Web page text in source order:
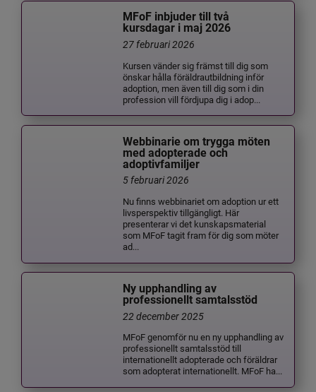
MFoF inbjuder till två
kursdagar i maj 2026
27 februari 2026
Kursen vänder sig främst till dig som
önskar hålla föräldrautbildning inför
adoption, men även till dig som i din
profession vill fördjupa dig i adop...
Webbinarie om trygga möten
med adopterade och
adoptivfamiljer
5 februari 2026
Nu finns webbinariet om adoption ur ett
livsperspektiv tillgängligt. Här
presenterar vi det kunskapsmaterial
som MFoF tagit fram för dig som möter
ad...
Ny upphandling av
professionellt samtalsstöd
22 december 2025
MFoF genomför nu en ny upphandling av
professionellt samtalsstöd till
internationellt adopterade och föräldrar
som adopterat internationellt. MFoF ha...